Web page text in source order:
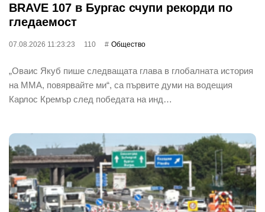
BRAVE 107 в Бургас счупи рекорди по
гледаемост
07.08.2026 11:23:23 110 Общество
„Оваис Якуб пише следващата глава в глобалната история
на ММА, повярвайте ми“, са първите думи на водещия
Карлос Кремър след победата на инд…